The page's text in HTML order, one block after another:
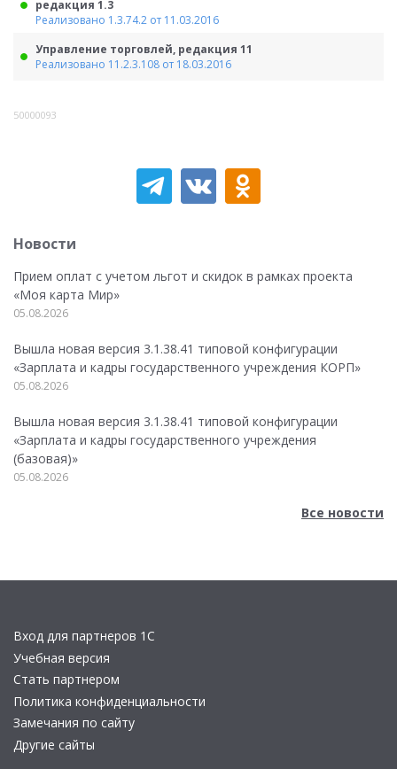
редакция 1.3
Реализовано 1.3.74.2 от 11.03.2016
Управление торговлей, редакция 11
Реализовано 11.2.3.108 от 18.03.2016
50000093
Новости
Прием оплат с учетом льгот и скидок в рамках проекта
«Моя карта Мир»
05.08.2026
Вышла новая версия 3.1.38.41 типовой конфигурации
«Зарплата и кадры государственного учреждения КОРП»
05.08.2026
Вышла новая версия 3.1.38.41 типовой конфигурации
«Зарплата и кадры государственного учреждения
(базовая)»
05.08.2026
Все новости
Вход для партнеров 1С
Учебная версия
Стать партнером
Политика конфиденциальности
Замечания по сайту
Другие сайты